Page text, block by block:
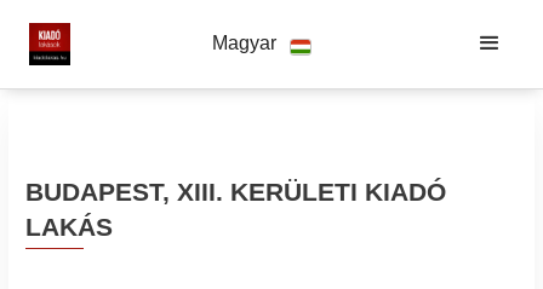
Magyar
BUDAPEST, XIII. KERÜLETI KIADÓ
LAKÁS